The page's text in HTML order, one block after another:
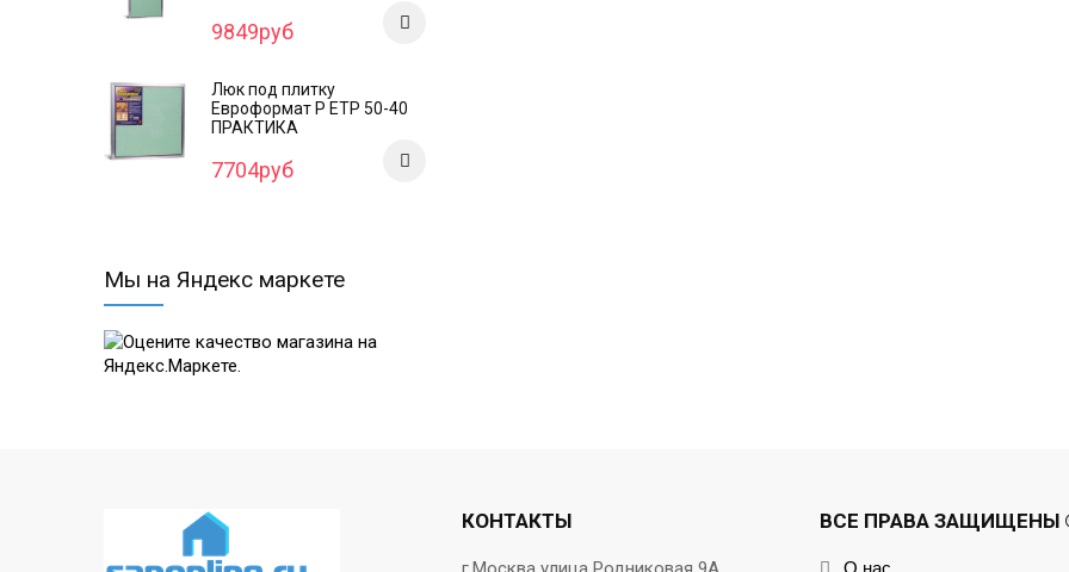
9849руб
Люк под плитку
Евроформат Р ЕТР 50-40
ПРАКТИКА
7704руб
Мы на Яндекс маркете
КОНТАКТЫ ВСЕ ПРАВА ЗАЩИЩЕНЫ
О нас